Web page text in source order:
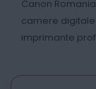
Canon
camere digitale
imprimante